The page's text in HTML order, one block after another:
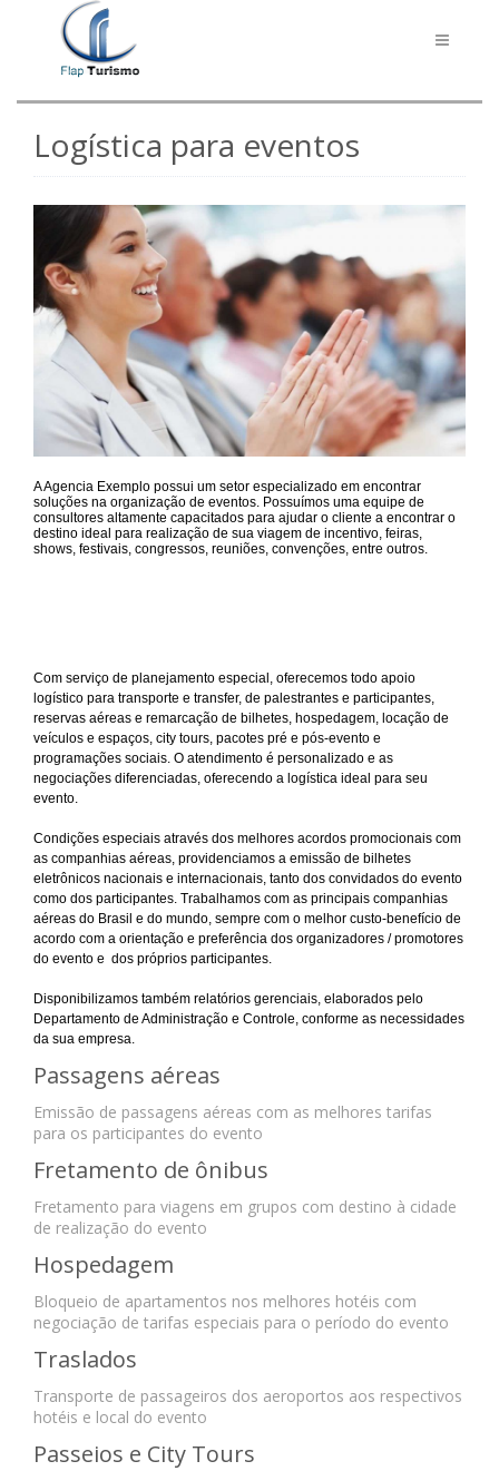
Toggle
Logística para eventos
A Agencia Exemplo possui um setor especializado em encontrar
soluções na organização de eventos. Possuímos uma equipe de
consultores altamente capacitados para ajudar o cliente a encontrar o
destino ideal para realização de sua viagem de incentivo, feiras,
shows, festivais, congressos, reuniões, convenções, entre outros.
Com serviço de planejamento especial, oferecemos todo apoio
logístico para transporte e transfer, de palestrantes e participantes,
reservas aéreas e remarcação de bilhetes, hospedagem, locação de
veículos e espaços, city tours, pacotes pré e pós-evento e
programações sociais. O atendimento é personalizado e as
negociações diferenciadas, oferecendo a logística ideal para seu
evento.
Condições especiais através dos melhores acordos promocionais com
as companhias aéreas, providenciamos a emissão de bilhetes
eletrônicos nacionais e internacionais, tanto dos convidados do evento
como dos participantes. Trabalhamos com as principais companhias
aéreas do Brasil e do mundo, sempre com o melhor custo-benefício de
acordo com a orientação e preferência dos organizadores / promotores
do evento e dos próprios participantes.
Disponibilizamos também relatórios gerenciais, elaborados pelo
Departamento de Administração e Controle, conforme as necessidades
da sua empresa.
Passagens aéreas
Emissão de passagens aéreas com as melhores tarifas
para os participantes do evento
Fretamento de ônibus
Fretamento para viagens em grupos com destino à cidade
de realização do evento
Hospedagem
Bloqueio de apartamentos nos melhores hotéis com
negociação de tarifas especiais para o período do evento
Traslados
Transporte de passageiros dos aeroportos aos respectivos
hotéis e local do evento
Passeios e City Tours